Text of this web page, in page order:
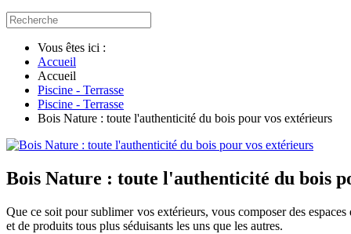
Vous êtes ici :
Accueil
Accueil
Piscine - Terrasse
Piscine - Terrasse
Bois Nature : toute l'authenticité du bois pour vos extérieurs
Bois Nature : toute l'authenticité du bois
Que ce soit pour sublimer vos extérieurs, vous composer des
et de produits tous plus séduisants les uns que les autres.